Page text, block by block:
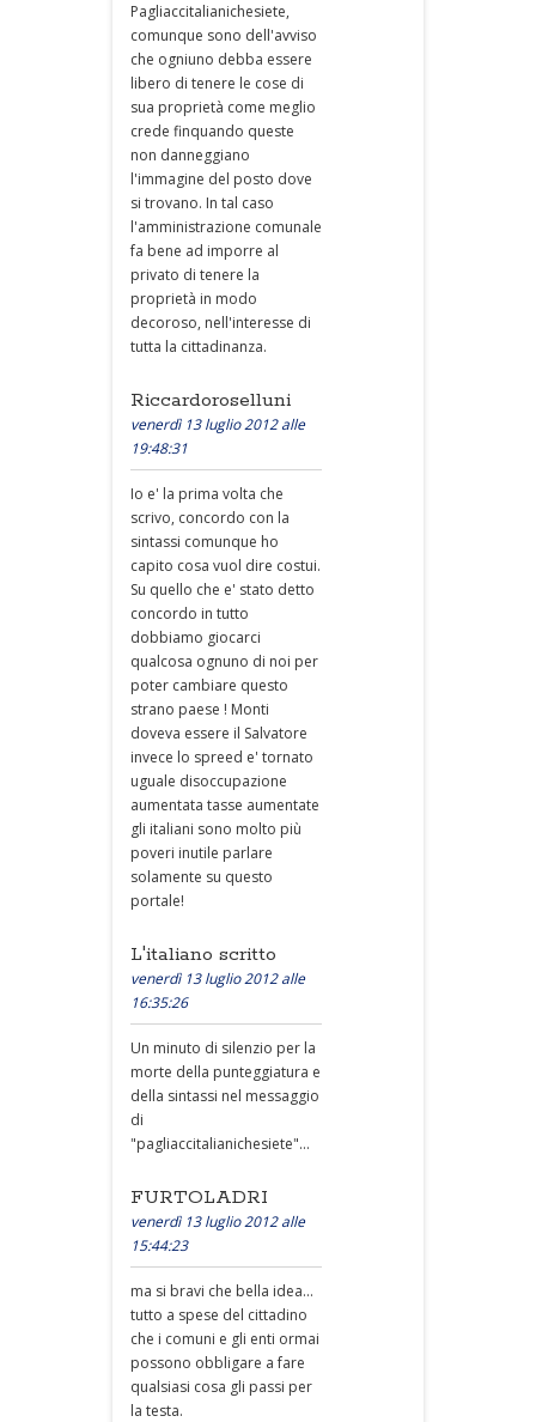
Pagliaccitalianichesiete,
comunque sono dell'avviso
che ogniuno debba essere
libero di tenere le cose di
sua proprietà come meglio
crede finquando queste
non danneggiano
l'immagine del posto dove
si trovano. In tal caso
l'amministrazione comunale
fa bene ad imporre al
privato di tenere la
proprietà in modo
decoroso, nell'interesse di
tutta la cittadinanza.
Riccardoroselluni
venerdì 13 luglio 2012 alle
19:48:31
Io e' la prima volta che
scrivo, concordo con la
sintassi comunque ho
capito cosa vuol dire costui.
Su quello che e' stato detto
concordo in tutto
dobbiamo giocarci
qualcosa ognuno di noi per
poter cambiare questo
strano paese ! Monti
doveva essere il Salvatore
invece lo spreed e' tornato
uguale disoccupazione
aumentata tasse aumentate
gli italiani sono molto più
poveri inutile parlare
solamente su questo
portale!
L'italiano scritto
venerdì 13 luglio 2012 alle
16:35:26
Un minuto di silenzio per la
morte della punteggiatura e
della sintassi nel messaggio
di
"pagliaccitalianichesiete"...
FURTOLADRI
venerdì 13 luglio 2012 alle
15:44:23
ma si bravi che bella idea...
tutto a spese del cittadino
che i comuni e gli enti ormai
possono obbligare a fare
qualsiasi cosa gli passi per
la testa.